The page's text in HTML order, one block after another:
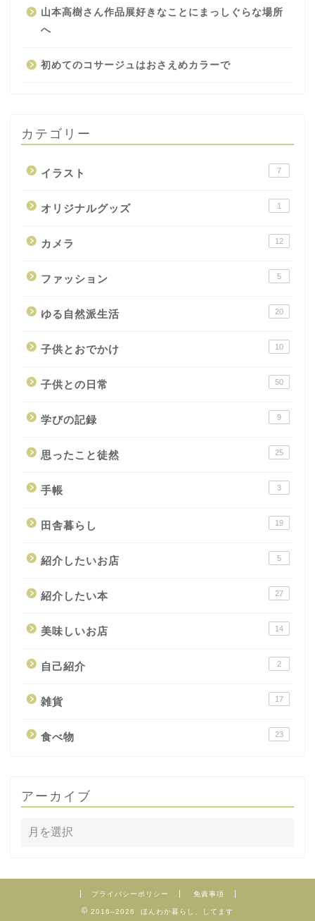
山本高樹さん作品展好きなことにまっしぐらな場所
へ
初めてのコサージュはおさえめカラーで
カテゴリー
イラスト 7
オリジナルグッズ 1
カメラ 12
ファッション 5
ゆる自然派生活 20
子供とおでかけ 10
子供との日常 50
学びの記録 9
思ったこと徒然 25
手帳 3
田舎暮らし 19
紹介したいお店 5
紹介したい本 27
美味しいお店 14
自己紹介 2
雑貨 17
食べ物 23
アーカイブ
プライバシーポリシー 免責事項
2016–2026 ほんわか暮らし、してます